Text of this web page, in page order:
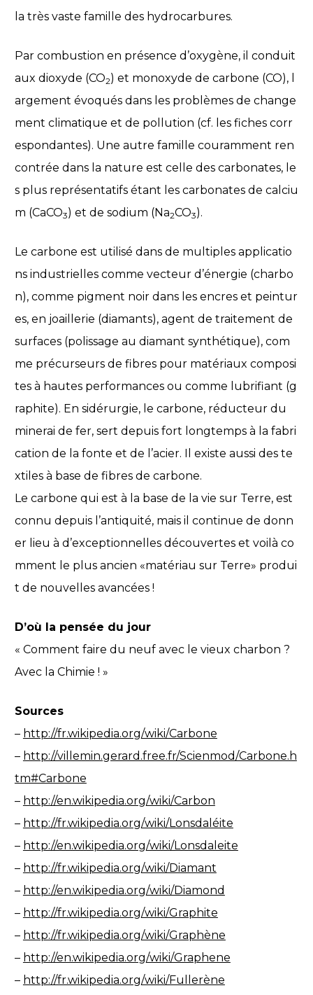
la très vaste famille des hydrocarbures.
Par combustion en présence d’oxygène, il conduit
aux dioxyde (CO2) et monoxyde de carbone (CO), l
argement évoqués dans les problèmes de change
ment climatique et de pollution (cf. les fiches corr
espondantes). Une autre famille couramment ren
contrée dans la nature est celle des carbonates, le
s plus représentatifs étant les carbonates de calciu
m (CaCO3) et de sodium (Na2CO3).
Le carbone est utilisé dans de multiples applicatio
ns industrielles comme vecteur d’énergie (charbo
n), comme pigment noir dans les encres et peintur
es, en joaillerie (diamants), agent de traitement de
surfaces (polissage au diamant synthétique), com
me précurseurs de fibres pour matériaux composi
tes à hautes performances ou comme lubrifiant (g
raphite). En sidérurgie, le carbone, réducteur du
minerai de fer, sert depuis fort longtemps à la fabri
cation de la fonte et de l’acier. Il existe aussi des te
xtiles à base de fibres de carbone.
Le carbone qui est à la base de la vie sur Terre, est
connu depuis l’antiquité, mais il continue de donn
er lieu à d’exceptionnelles découvertes et voilà co
mment le plus ancien «matériau sur Terre» produi
t de nouvelles avancées !
D’où la pensée du jour
« Comment faire du neuf avec le vieux charbon ?
Avec la Chimie ! »
Sources
– http://fr.wikipedia.org/wiki/Carbone
– http://villemin.gerard.free.fr/Scienmod/Carbone.h
tm#Carbone
– http://en.wikipedia.org/wiki/Carbon
– http://fr.wikipedia.org/wiki/Lonsdaléite
– http://en.wikipedia.org/wiki/Lonsdaleite
– http://fr.wikipedia.org/wiki/Diamant
– http://en.wikipedia.org/wiki/Diamond
– http://fr.wikipedia.org/wiki/Graphite
– http://fr.wikipedia.org/wiki/Graphène
– http://en.wikipedia.org/wiki/Graphene
– http://fr.wikipedia.org/wiki/Fullerène